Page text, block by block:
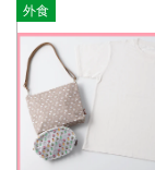
外食